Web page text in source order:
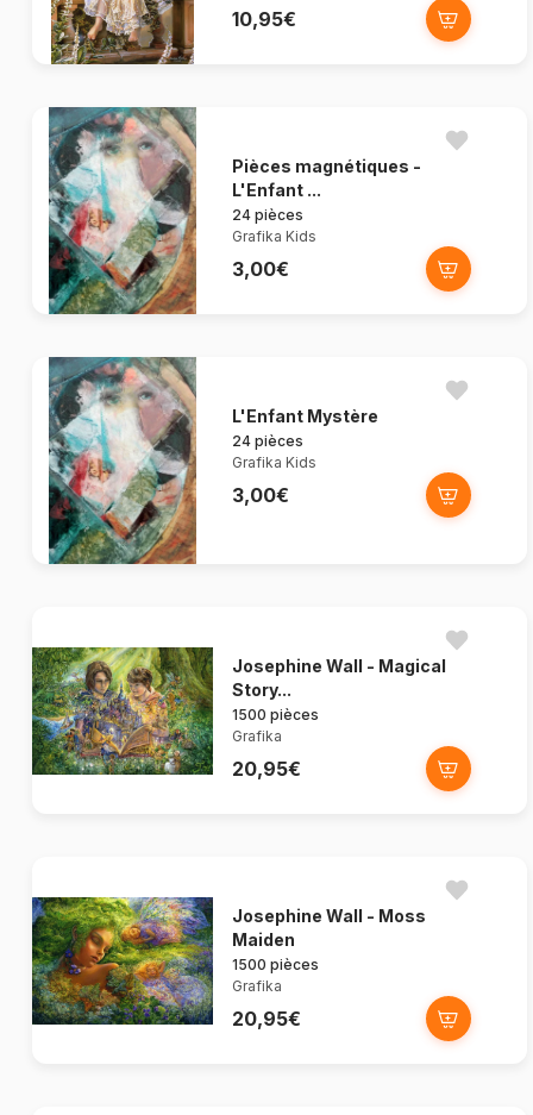
10,95€
Pièces magnétiques -
L'Enfant ...
24 pièces
Grafika Kids
3,00€
L'Enfant Mystère
24 pièces
Grafika Kids
3,00€
Josephine Wall - Magical
Story...
1500 pièces
Grafika
20,95€
Josephine Wall - Moss
Maiden
1500 pièces
Grafika
20,95€